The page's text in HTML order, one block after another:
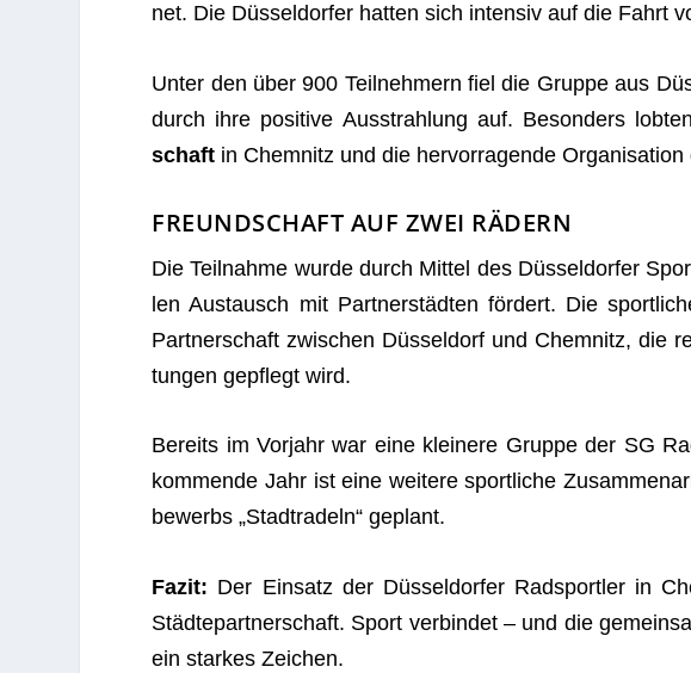
net. Die Düs­sel­dor­fer hat­ten sich inten­siv auf die Fahrt
Unter den über 900 Teil­neh­mern fiel die Gruppe aus
durch ihre posi­tive Aus­strah­lung auf. Beson­ders
schaft in Chem­nitz und die her­vor­ra­gende Orga­ni­sa­tion
FREUNDSCHAFT AUF ZWEI RÄDERN
Die Teil­nahme wurde durch Mit­tel des Düs­sel­dor­fer
len Aus­tausch mit Part­ner­städ­ten för­dert. Die
Part­ner­schaft zwi­schen Düs­sel­dorf und Chem­nitz, die
tun­gen gepflegt wird.
Bereits im Vor­jahr war eine klei­nere Gruppe der SG
kom­mende Jahr ist eine wei­tere sport­li­che
be­werbs „Stadt­ra­deln“ geplant.
Fazit: Der Ein­satz der Düs­sel­dor­fer Rad­sport­ler in
Städ­te­part­ner­schaft. Sport ver­bin­det – und die
ein star­kes Zeichen.